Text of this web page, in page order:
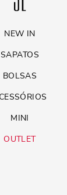
NEW IN
SAPATOS
BOLSAS
MINI
OUTLET